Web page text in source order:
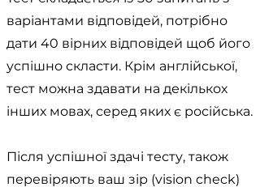
варіантами відповідей, потрібно
дати 40 вірних відповідей щоб його
успішно скласти. Крім англійської,
тест можна здавати на декількох
інших мовах, серед яких є російська.
Після успішної здачі тесту, також
перевіряють ваш зір (vision check)